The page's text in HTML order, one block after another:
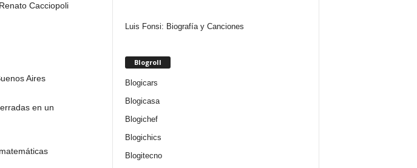
Cacciopoli
Aires
en un
Luis Fonsi: Biografía y Canciones
Blogroll
Blogicars
Blogicasa
Blogichef
Blogichics
Blogitecno